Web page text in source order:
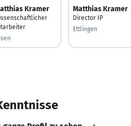
Kramer Matthias Kramer
Director IP
Ettlingen